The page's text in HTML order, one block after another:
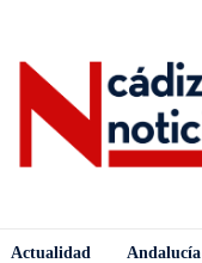
Actualidad Andalucía